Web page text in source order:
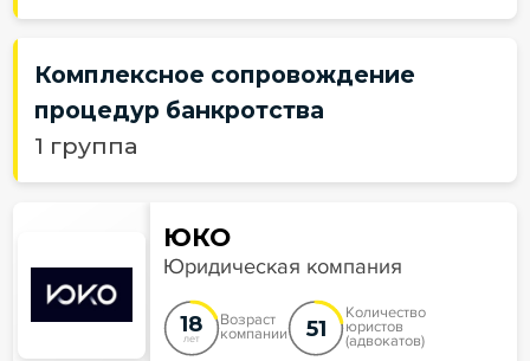
Комплексное сопровождение
процедур банкротства
1 группа
ЮКО
Юридическая компания
18
лет
Возраст
компании 51
Количество
юристов
(адвокатов)